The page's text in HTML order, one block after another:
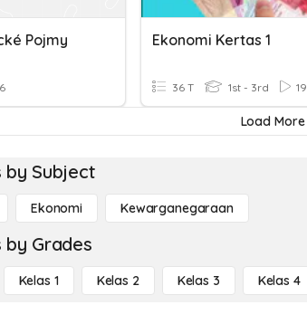
Pojmy Ekonomi Kertas 1
36 T 1st - 3rd 19
Load More
by Subject
Ekonomi Kewarganegaraan
Grades
Kelas 1 Kelas 2 Kelas 3 Kelas 4